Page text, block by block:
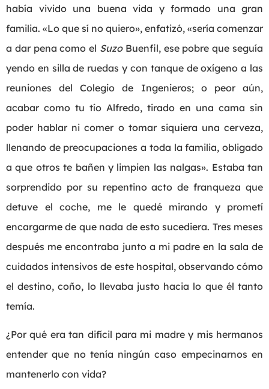
había vivido una buena vida y formado una gran
familia. «Lo que sí no quiero», enfatizó, «sería comenzar
a dar pena como el SuzoBuenfil, ese pobre que seguía
yendo en silla de ruedas y con tanque de oxígeno a las
reuniones del Colegio de Ingenieros; o peor aún,
acabar como tu tío Alfredo, tirado en una cama sin
poder hablar ni comer o tomar siquiera una cerveza,
llenando de preocupaciones a toda la familia, obligado
a que otros te bañen y limpien las nalgas». Estaba tan
sorprendido por su repentino acto de franqueza que
detuve el coche, me le quedé mirando y prometí
encargarme de que nada de esto sucediera. Tres meses
después me encontraba junto a mi padre en la sala de
cuidados intensivos de este hospital, observando cómo
el destino, coño, lo llevaba justo hacia lo que él tanto
temía.
¿Por qué era tan difícil para mi madre y mis hermanos
entender que no tenía ningún caso empecinarnos en
mantenerlo con vida?